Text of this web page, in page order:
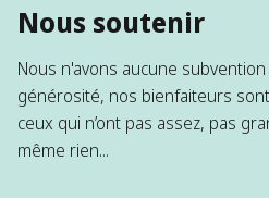
Nous soutenir
Nous n'avons aucune
générosité, nos bienfaiteurs
ceux qui n’ont pas assez, pas
même rien...